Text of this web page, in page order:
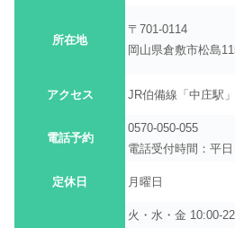
所在地
〒701-0114
岡山県倉敷市松島
アクセス JR伯備線「中庄駅
電話予約
0570-050-055
電話受付時間：平
定休日 月曜日
火・水・金 10:00-